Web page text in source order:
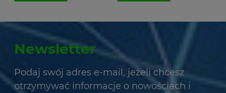
Newsletter
Podaj swój adres e-mail, jeżeli chcesz
otrzymywać informacje o nowościach i